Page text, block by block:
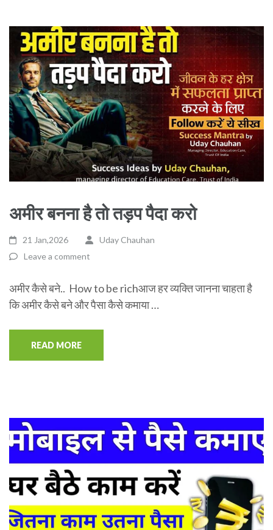
अमीर बनना है तो तड़प पैदा करो
21 Jan,2026
Uday Chauhan
Leave a comment
अमीर कैसे बने.. How to be richआज हर व्यक्ति जानना चाहता है
कि अमीर कैसे बने और पैसा कैसे कमाया …
READ MORE